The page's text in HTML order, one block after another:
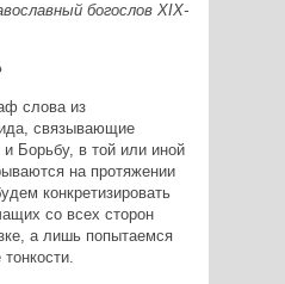
богослов XIX-
слова из
связывающие
Борьбу, в той или иной
на протяжении
конкретизировать
со всех сторон
а лишь попытаемся